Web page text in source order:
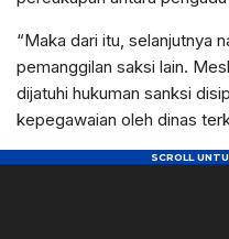
“Maka dari itu, selanjutnya
pemanggilan saksi lain.
dijatuhi hukuman sanksi
kepegawaian oleh dinas